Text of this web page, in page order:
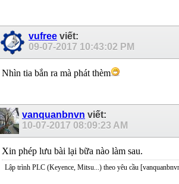
vufree viết:
09-07-2017 10:43:02 PM
Nhìn tia bắn ra mà phát thèm
vanquanbnvn viết:
10-07-2017 08:09:23 AM
Xin phép lưu bài lại bữa nào làm sau.
Lập trình PLC (Keyence, Mitsu...) theo yêu cầu